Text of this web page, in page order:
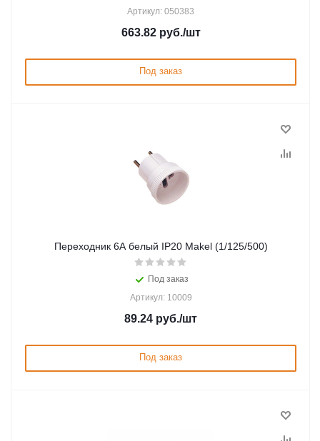
Артикул: 050383
663.82руб./шт
Под заказ
Переходник 6А белый IP20 Makel (1/125/500)
Под заказ
Артикул: 10009
89.24 руб./шт
Под заказ